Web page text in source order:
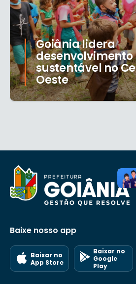
Goiânia lidera
desenvolvimento
sustentável no
Oeste
Baixe nosso app
Baixar no
App Store
Baixar no
Google
Play